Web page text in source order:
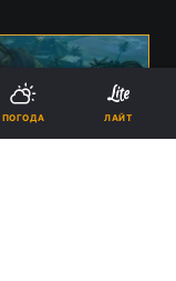
ПОГОДА ЛАЙТ